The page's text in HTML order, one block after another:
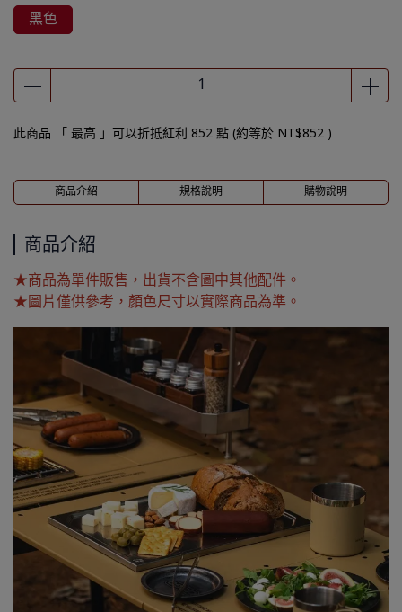
黑色
此商品 「 最高 」可以折抵紅利 852 點 (約等於 NT$852 )
商品介紹 規格說明 購物說明
商品介紹
★商品為單件販售，出貨不含圖中其他配件。
★圖片僅供參考，顏色尺寸以實際商品為準。